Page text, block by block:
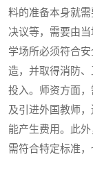
料的准备本身就
决议等，需要由
学场所必须符合
造，并取得消防
投入。师资方面
及引进外国教师
能产生费用。此
需符合特定标准